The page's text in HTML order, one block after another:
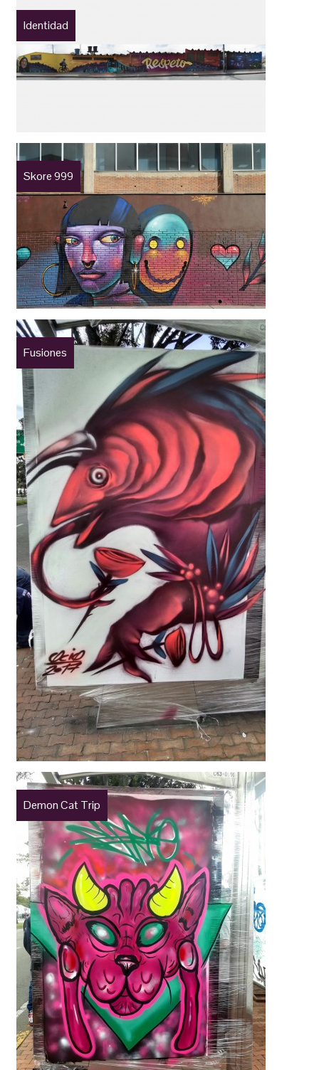
Identidad
Skore 999
Fusiones
Demon Cat Trip